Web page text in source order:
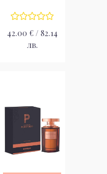
42.00 € / 82.14
лв.